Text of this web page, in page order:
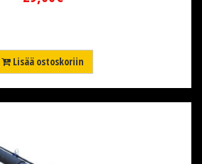
Lisää ostoskoriin